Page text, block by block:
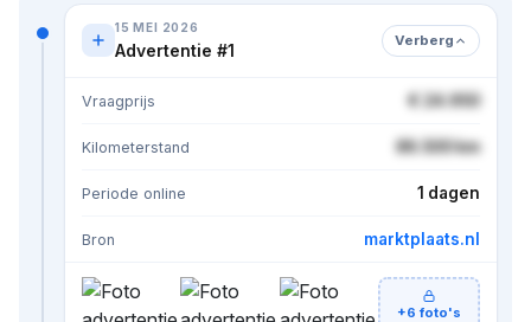
15 MEI 2026
Advertentie #1 Verberg
Vraagprijs € 24.950
Kilometerstand 86.500 km
Periode online 1 dagen
Bron marktplaats.nl
+6 foto's